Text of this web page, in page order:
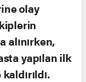
olay
alınırken,
yapılan ilk